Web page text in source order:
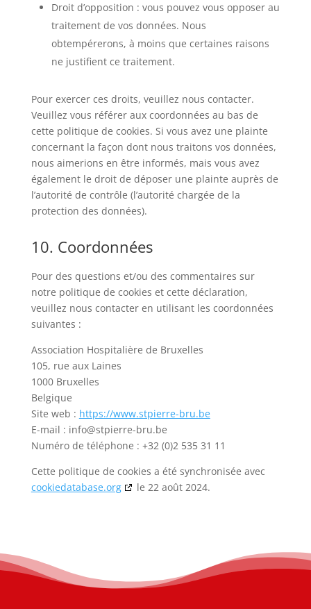
Droit d’opposition : vous pouvez vous opposer au
traitement de vos données. Nous
obtempérerons, à moins que certaines raisons
ne justifient ce traitement.
Pour exercer ces droits, veuillez nous contacter.
Veuillez vous référer aux coordonnées au bas de
cette politique de cookies. Si vous avez une plainte
concernant la façon dont nous traitons vos données,
nous aimerions en être informés, mais vous avez
également le droit de déposer une plainte auprès de
l’autorité de contrôle (l’autorité chargée de la
protection des données).
10. Coordonnées
Pour des questions et/ou des commentaires sur
notre politique de cookies et cette déclaration,
veuillez nous contacter en utilisant les coordonnées
suivantes :
Association Hospitalière de Bruxelles
105, rue aux Laines
1000 Bruxelles
Belgique
Site web : https://www.stpierre-bru.be
E-mail : info@stpierre-bru.be
Numéro de téléphone : +32 (0)2 535 31 11
Cette politique de cookies a été synchronisée avec
cookiedatabase.org
le 22 août 2024.